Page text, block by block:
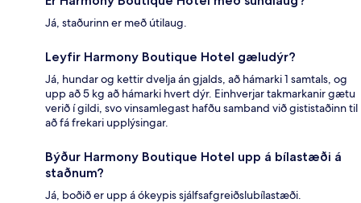
Já, staðurinn er með útilaug.
Leyfir Harmony Boutique Hotel gæludýr?
Já, hundar og kettir dvelja án gjalds, að hámarki 1 samtals, og
upp að 5 kg að hámarki hvert dýr. Einhverjar takmarkanir gætu
verið í gildi, svo vinsamlegast hafðu samband við gististaðinn til
að fá frekari upplýsingar.
Býður Harmony Boutique Hotel upp á bílastæði á
staðnum?
Já, boðið er upp á ókeypis sjálfsafgreiðslubílastæði.